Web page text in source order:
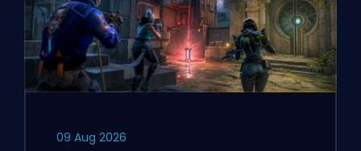
09 Aug 2026